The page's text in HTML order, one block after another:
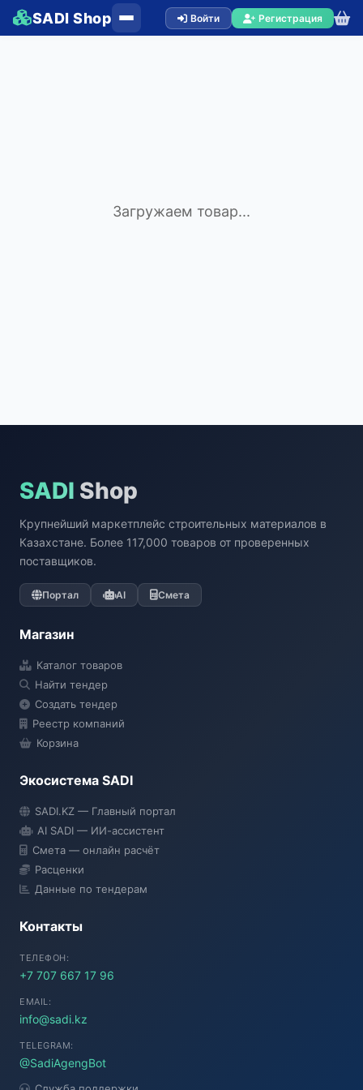
SADI Shop Войти Регистрация
Загружаем товар...
SADI Shop
Крупнейший маркетплейс строительных материалов в
Казахстане. Более 117,000 товаров от проверенных
поставщиков.
Портал AI Смета
Магазин
Каталог товаров
Найти тендер
Создать тендер
Реестр компаний
Корзина
Экосистема SADI
SADI.KZ — Главный портал
AI SADI — ИИ-ассистент
Смета — онлайн расчёт
Расценки
Данные по тендерам
Контакты
ТЕЛЕФОН:
+7 707 667 17 96
EMAIL:
info@sadi.kz
TELEGRAM:
@SadiAgengBot
● Подключение...